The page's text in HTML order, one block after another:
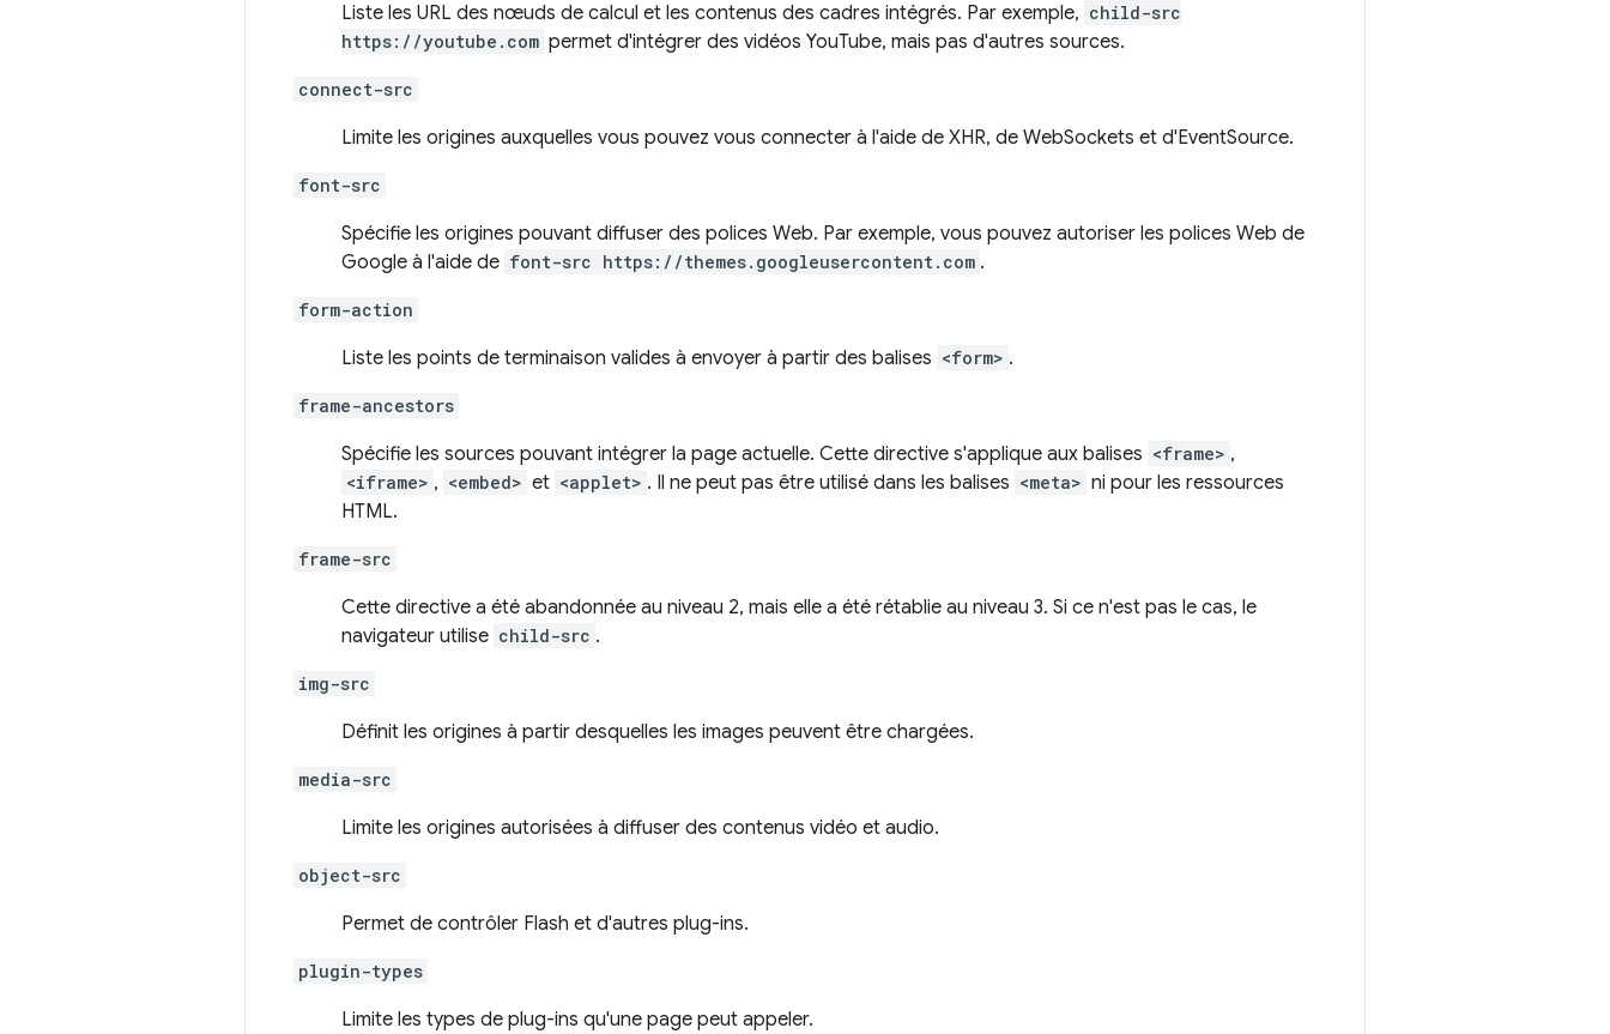
Liste les URL des nœuds de calcul et les contenus des cadres intégrés. Par exemple, child-src
https://youtube.com permet d'intégrer des vidéos YouTube, mais pas d'autres sources.
connect-src
Limite les origines auxquelles vous pouvez vous connecter à l'aide de XHR, de WebSockets et d'EventSource.
font-src
Spécifie les origines pouvant diffuser des polices Web. Par exemple, vous pouvez autoriser les polices Web de
Google à l'aide de font-src https://themes.googleusercontent.com .
form-action
Liste les points de terminaison valides à envoyer à partir des balises <form> .
frame-ancestors
Spécifie les sources pouvant intégrer la page actuelle. Cette directive s'applique aux balises <frame> ,
<iframe> , <embed> et <applet> . Il ne peut pas être utilisé dans les balises <meta> ni pour les ressources
HTML.
frame-src
Cette directive a été abandonnée au niveau 2, mais elle a été rétablie au niveau 3. Si ce n'est pas le cas, le
navigateur utilise child-src .
img-src
Définit les origines à partir desquelles les images peuvent être chargées.
media-src
Limite les origines autorisées à diffuser des contenus vidéo et audio.
object-src
Permet de contrôler Flash et d'autres plug-ins.
plugin-types
Limite les types de plug-ins qu'une page peut appeler.